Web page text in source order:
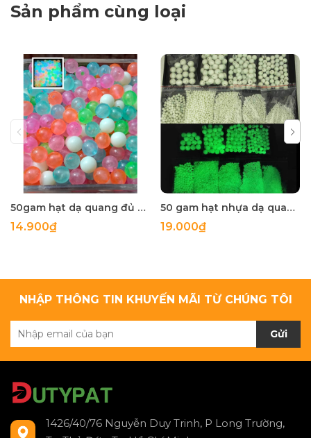
Sản phẩm cùng loại
50gam hạt dạ quang đủ màu 6mm, 8mm, 10mm, 12mm, hạt nhựa tròn
14.900₫
50 gam hạt nhựa dạ quang tròn đủ size 4mm, 5mm, 6mm, 8mm, 10mm, 12mm, 14mm, 16mm ,18mm , 10mm, 22mm, 25mm
19.000₫
NHẬP THÔNG TIN KHUYẾN MÃI TỪ CHÚNG TÔI
Gửi
1426/40/76 Nguyễn Duy Trinh, P Long Trường,